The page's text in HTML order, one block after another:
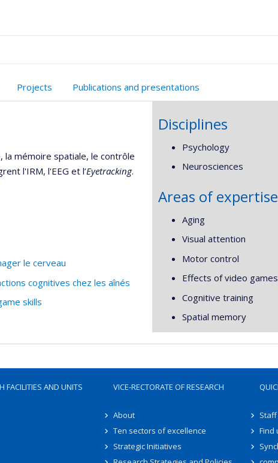
Projects Publications and presentations
la mémoire spatiale, le contrôle
l'IRM, l'EEG et l’Eyetracking.
le cerveau
cognitives chez les aînés
skills
Disciplines
Psychology
Neurosciences
Areas of expertise
Aging
Visual attention
Motor control
Effects of video games
Cognitive training
Spatial memory
FACILITIES AND UNITS VICE-RECTORATE OF RESEARCH
About
Ten sectors of excellence
Strategic Initiatives
Find